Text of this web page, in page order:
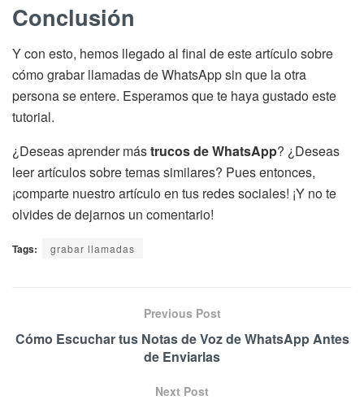
Conclusión
Y con esto, hemos llegado al final de este artículo sobre
cómo grabar llamadas de WhatsApp sin que la otra
persona se entere. Esperamos que te haya gustado este
tutorial.
¿Deseas aprender mástrucos de WhatsApp? ¿Deseas
leer artículos sobre temas similares? Pues entonces,
¡comparte nuestro artículo en tus redes sociales! ¡Y no te
olvides de dejarnos un comentario!
Tags: grabar llamadas
Previous Post
Cómo Escuchar tus Notas de Voz de WhatsApp Antes
de Enviarlas
Next Post